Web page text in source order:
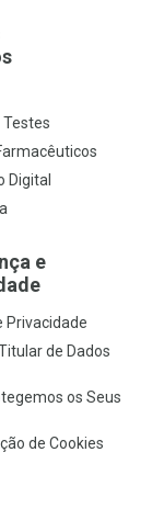
Testes
Digital
e
Privacidade
de Dados
os Seus
de Cookies